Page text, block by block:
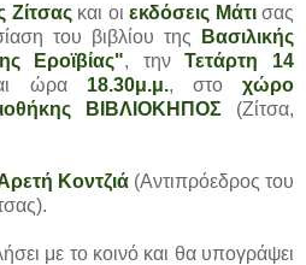
Ζίτσας και οι εκδόσεις Μάτισας
του βιβλίου της
Βασιλικής
Εροϊβίας", τηνΤετάρτη 14
ώρα 18.30μ.μ., στοχώρο
ΒΙΒΛΙΟΚΗΠΟΣ (Ζίτσα,
Κοντζιά (Αντιπρόεδρος του
με το κοινό και θα υπογράψει